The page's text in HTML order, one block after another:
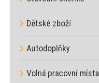
Dětské zboží
Autodoplňky
Volná pracovní místa